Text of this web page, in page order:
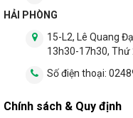
Quạt trần đènlà sản
gần đây. Chúng
dụng linh động tùy
sở thích của người
HẢI PHÒNG
15-L2, Lê Quang
13h30-17h30, Thứ
Số điện thoại:
Chính sách & Quy định